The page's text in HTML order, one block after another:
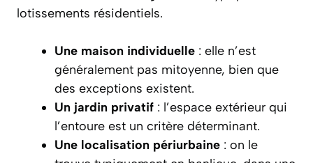
lotissements résidentiels.
Une maison individuelle : elle n’est
généralement pas mitoyenne, bien que
des exceptions existent.
Un jardin privatif : l’espace extérieur qui
l’entoure est un critère déterminant.
Une localisation périurbaine : on le